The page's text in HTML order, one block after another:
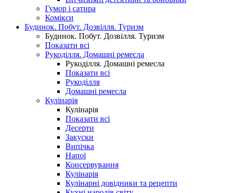
Гумор і сатира
Комікси
Будинок. Побут. Дозвілля. Туризм
Будинок. Побут. Дозвілля. Туризм
Показати всі
Рукоділля. Домашні ремесла
Рукоділля. Домашні ремесла
Показати всі
Рукоділля
Домашні ремесла
Кулінарія
Кулінарія
Показати всі
Десерти
Закуски
Випічка
Напої
Консервування
Кулінарія
Кулінарні довідники та рецепти